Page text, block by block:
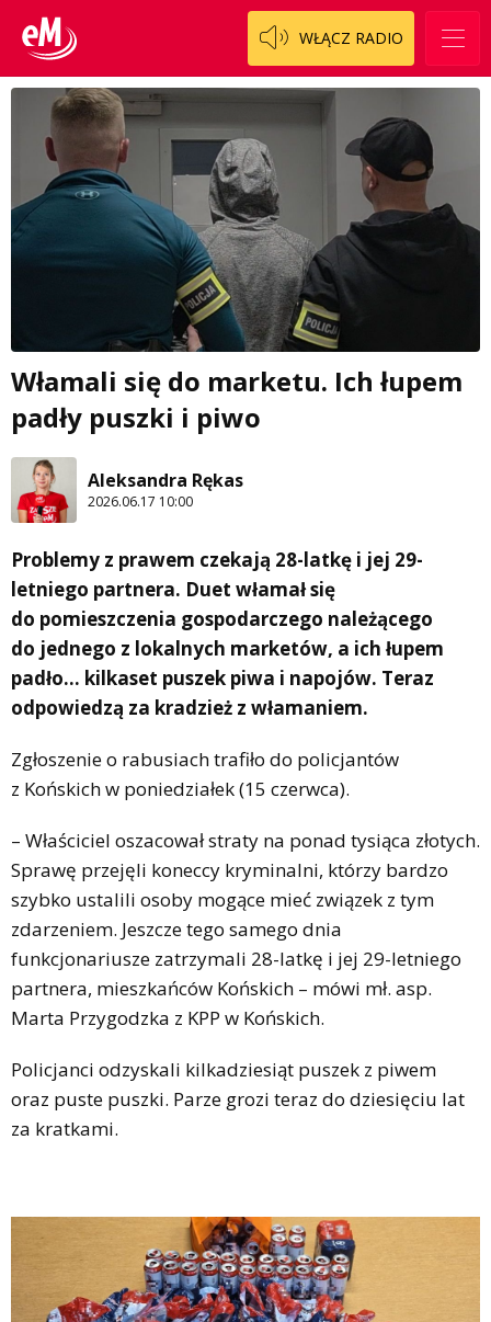
WŁĄCZ RADIO
Włamali się do marketu. Ich łupem
padły puszki i piwo
Aleksandra Rękas
2026.06.17 10:00
Problemy z prawem czekają 28-latkę i jej 29-
letniego partnera. Duet włamał się
do pomieszczenia gospodarczego należącego
do jednego z lokalnych marketów, a ich łupem
padło… kilkaset puszek piwa i napojów. Teraz
odpowiedzą za kradzież z włamaniem.
Zgłoszenie o rabusiach trafiło do policjantów
z Końskich w poniedziałek (15 czerwca).
– Właściciel oszacował straty na ponad tysiąca złotych.
Sprawę przejęli koneccy kryminalni, którzy bardzo
szybko ustalili osoby mogące mieć związek z tym
zdarzeniem. Jeszcze tego samego dnia
funkcjonariusze zatrzymali 28-latkę i jej 29-letniego
partnera, mieszkańców Końskich – mówi mł. asp.
Marta Przygodzka z KPP w Końskich.
Policjanci odzyskali kilkadziesiąt puszek z piwem
oraz puste puszki. Parze grozi teraz do dziesięciu lat
za kratkami.